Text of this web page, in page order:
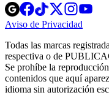
Opens
in
new
Opens
in
new
Opens
in
new
window
Opens
new
window
Aviso de Privacidad
new
Todas las marcas
respectiva o de
Se prohíbe la
contenidos que aquí
idioma sin autorización